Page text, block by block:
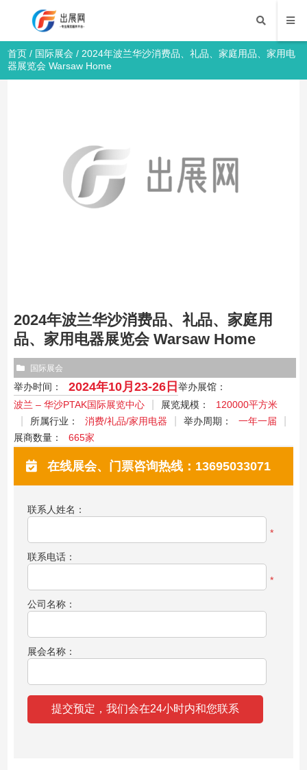
首页 / 国际展会 / 2024年波兰华沙消费品、礼品、家庭用品、家用电
器展览会 Warsaw Home
2024年波兰华沙消费品、礼品、家庭用
品、家用电器展览会 Warsaw Home
国际展会
举办时间： 2024年10月23-26日 举办展馆：
波兰 – 华沙PTAK国际展览中心
展览规模：
120000平方米
所属行业：
消费/礼品/家用电器 举办周期：
一年一届
展商数量：
665家
在线展会、门票咨询热线：13695033071
联系人姓名：
*
联系电话：
*
公司名称：
展会名称：